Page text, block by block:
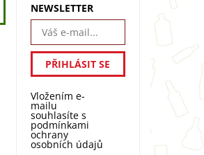
NEWSLETTER
Vložením e-
mailu
souhlasíte s
podmínkami
ochrany
osobních údajů